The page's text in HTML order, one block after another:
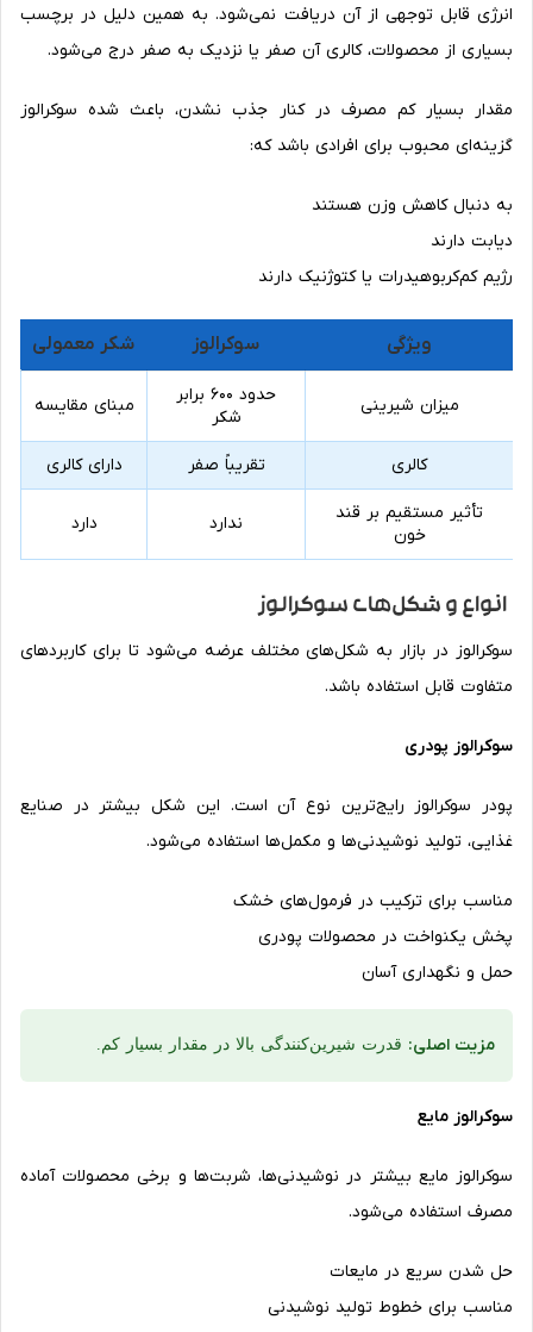
انرژی قابل توجهی از آن دریافت نمی‌شود. به همین دلیل در برچسب
بسیاری از محصولات، کالری آن صفر یا نزدیک به صفر درج می‌شود.
مقدار بسیار کم مصرف در کنار جذب نشدن، باعث شده سوکرالوز
گزینه‌ای محبوب برای افرادی باشد که:
به دنبال کاهش وزن هستند
دیابت دارند
رژیم کم‌کربوهیدرات یا کتوژنیک دارند
ویژگی سوکرالوز شکر معمولی
میزان شیرینی
حدود ۶۰۰ برابر
شکر
مبنای مقایسه
کالری تقریباً صفر دارای کالری
تأثیر مستقیم بر قند
خون
ندارد دارد
انواع و شکل‌های سوکرالوز
سوکرالوز در بازار به شکل‌های مختلف عرضه می‌شود تا برای کاربردهای
متفاوت قابل استفاده باشد.
سوکرالوز پودری
پودر سوکرالوز رایج‌ترین نوع آن است. این شکل بیشتر در صنایع
غذایی، تولید نوشیدنی‌ها و مکمل‌ها استفاده می‌شود.
مناسب برای ترکیب در فرمول‌های خشک
پخش یکنواخت در محصولات پودری
حمل و نگهداری آسان
مزیت اصلی: قدرت شیرین‌کنندگی بالا در مقدار بسیار کم.
سوکرالوز مایع
سوکرالوز مایع بیشتر در نوشیدنی‌ها، شربت‌ها و برخی محصولات آماده
مصرف استفاده می‌شود.
حل شدن سریع در مایعات
مناسب برای خطوط تولید نوشیدنی